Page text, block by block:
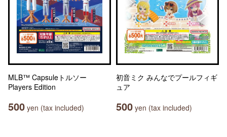
MLB™ Capsuleトルソー
Players Edition
500 yen (tax included)
初音ミク みんなでプールフィギ
ュア
500 yen (tax included)